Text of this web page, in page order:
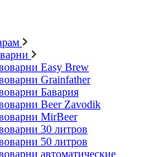
Easy Brew
Grainfather
Бавария
Beer Zavodik
MirBeer
30 литров
50 литров
автоматические